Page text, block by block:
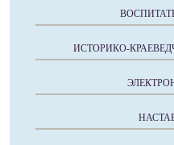
ИСТОРИКО-